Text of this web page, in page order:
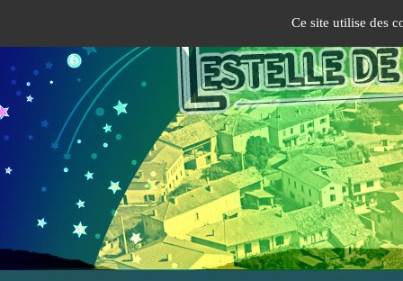
Mairie de Lestelle-de-Saint-Martory
Ce site utilise des